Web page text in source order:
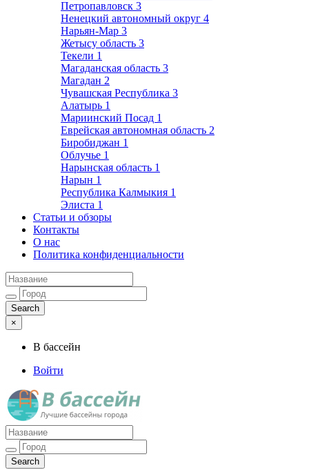
Петропавловск 3
Ненецкий автономный округ 4
Нарьян-Мар 3
Жетысу область 3
Текели 1
Магаданская область 3
Магадан 2
Чувашская Республика 3
Алатырь 1
Мариинский Посад 1
Еврейская автономная область 2
Биробиджан 1
Облучье 1
Нарынская область 1
Нарын 1
Республика Калмыкия 1
Элиста 1
Статьи и обзоры
Контакты
О нас
Политика конфиденциальности
×
В бассейн
Войти
Лучшие бассейны города